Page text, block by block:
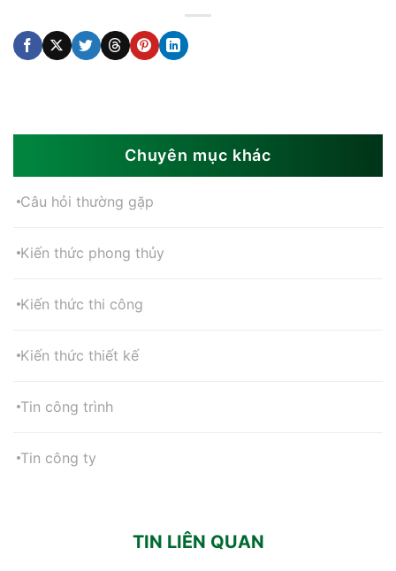
Chuyên mục khác
Câu hỏi thường gặp
Kiến thức phong thủy
Kiến thức thi công
Kiến thức thiết kế
Tin công trình
Tin công ty
TIN LIÊN QUAN